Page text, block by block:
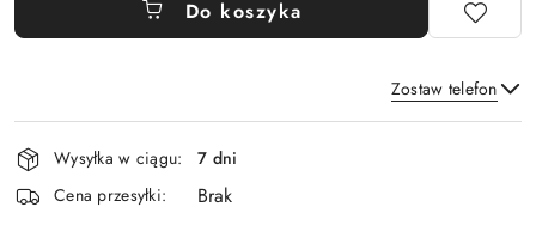
Do koszyka
Zostaw telefon
Dostępność
i
dostawa
Wysyłka w ciągu:
7 dni
Cena przesyłki:
Brak